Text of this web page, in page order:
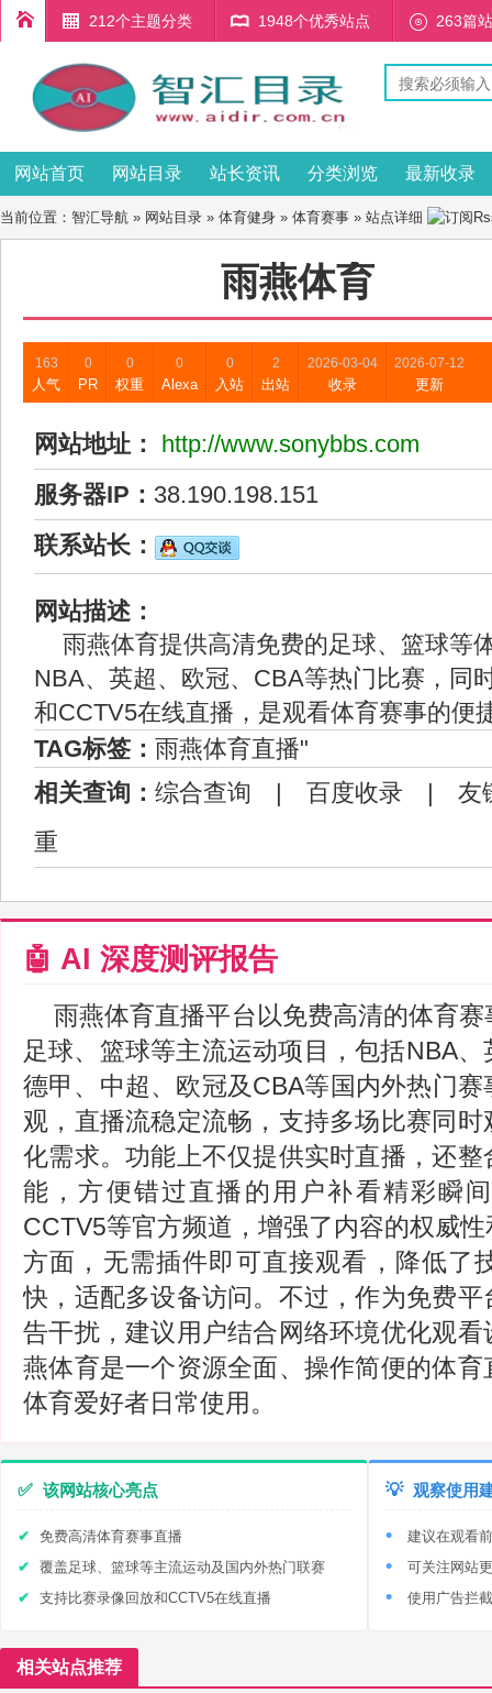
212个主题分类 1948个优秀站点 263篇
网站首页 网站目录 站长资讯 分类浏览 最新收录
当前位置： 智汇导航 » 网站目录 » 体育健身 » 体育赛事 » 站点详细
雨燕体育
163
人气
0
PR
0
权重
0
Alexa
0
入站
2
出站
2026-03-04
收录
2026-07-12
更新
网站地址：
http://www.sonybbs.com
服务器IP： 38.190.198.151
联系站长：
网站描述：
雨燕体育提供高清免费的足球、篮球等
NBA、英超、欧冠、CBA等热门比赛，同
和CCTV5在线直播，是观看体育赛事的便
TAG标签： 雨燕体育直播"
相关查询： 综合查询 | 百度收录 | 友
重
🤖 AI 深度测评报告
雨燕体育直播平台以免费高清的体育
足球、篮球等主流运动项目，包括NBA
德甲、中超、欧冠及CBA等国内外热门
观，直播流稳定流畅，支持多场比赛同
化需求。功能上不仅提供实时直播，还
能，方便错过直播的用户补看精彩瞬
CCTV5等官方频道，增强了内容的权威
方面，无需插件即可直接观看，降低了
快，适配多设备访问。不过，作为免费
告干扰，建议用户结合网络环境优化观
燕体育是一个资源全面、操作简便的体
体育爱好者日常使用。
✅ 该网站核心亮点
免费高清体育赛事直播
覆盖足球、篮球等主流运动及国内外热门联赛
支持比赛录像回放和CCTV5在线直播
💡 观察使用
建议在观看
可关注网站
使用广告拦
相关站点推荐